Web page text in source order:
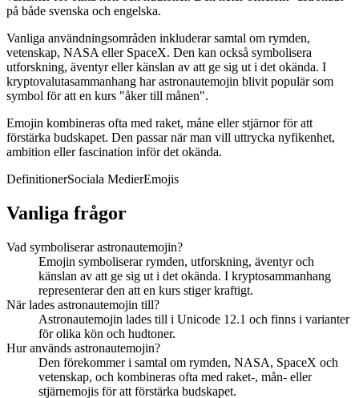
på både svenska och engelska.
Vanliga användningsområden inkluderar samtal om rymden,
vetenskap, NASA eller SpaceX. Den kan också symbolisera
utforskning, äventyr eller känslan av att ge sig ut i det okända. I
kryptovalutasammanhang har astronautemojin blivit populär som
symbol för att en kurs "åker till månen".
Emojin kombineras ofta med raket, måne eller stjärnor för att
förstärka budskapet. Den passar när man vill uttrycka nyfikenhet,
ambition eller fascination inför det okända.
DefinitionerSociala MedierEmojis
Vanliga frågor
Vad symboliserar astronautemojin?
Emojin symboliserar rymden, utforskning, äventyr och
känslan av att ge sig ut i det okända. I kryptosammanhang
representerar den att en kurs stiger kraftigt.
När lades astronautemojin till?
Astronautemojin lades till i Unicode 12.1 och finns i varianter
för olika kön och hudtoner.
Hur används astronautemojin?
Den förekommer i samtal om rymden, NASA, SpaceX och
vetenskap, och kombineras ofta med raket-, mån- eller
stjärnemojis för att förstärka budskapet.